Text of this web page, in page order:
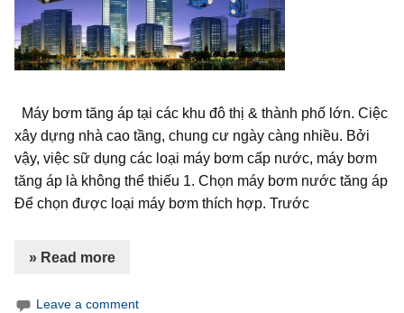
Máy bơm tăng áp tại các khu đô thị & thành phố lớn. Ciệc
xây dựng nhà cao tầng, chung cư ngày càng nhiều. Bởi
vậy, việc sữ dụng các loại máy bơm cấp nước, máy bơm
tăng áp là không thể thiếu 1. Chọn máy bơm nước tăng áp
Để chọn được loại máy bơm thích hợp. Trước
» Read more
Leave a comment